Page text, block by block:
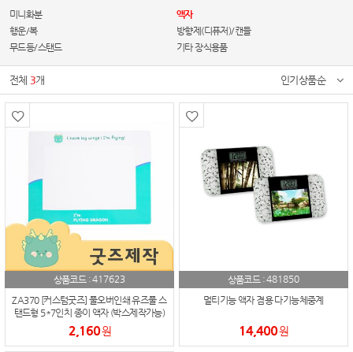
미니화분
액자
행운/복
방향제(디퓨저)/캔들
무드등/스탠드
기타 장식용품
전체 3개 인기상품순
상품코드 :417623
ZA370 [커스텀굿즈] 풀오버인쇄 유즈풀 스
탠드형 5*7인치 종이 액자 (박스제작가능)
2,160원
상품코드 :481850
멀티기능 액자 겸용 다기능체중계
14,400원